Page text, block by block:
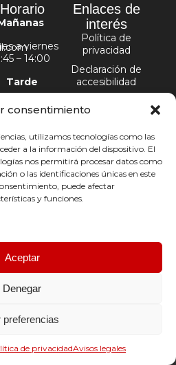
consentimiento
utilizamos tecnologías como las
a la información del dispositivo. El
nos permitirá procesar datos como
o las identificaciones únicas en este
puede afectar
y funciones.
Aceptar
Denegar
preferencias
de privacidadAvisos legales
Horario
a viernes
– 14:00
Tarde
a viernes
– 19:30
Enlaces de
interés
Política de
privacidad
Declaración de
accesibilidad
cookies (UE)
desde el Universo
con el programa Kit Digital por los
del mecanismo de recuperación y
resiliencia.